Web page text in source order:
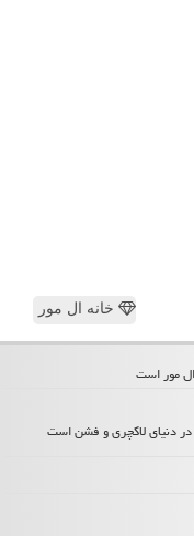
خانه ال مور
در دنیای لاکچری و فشن است